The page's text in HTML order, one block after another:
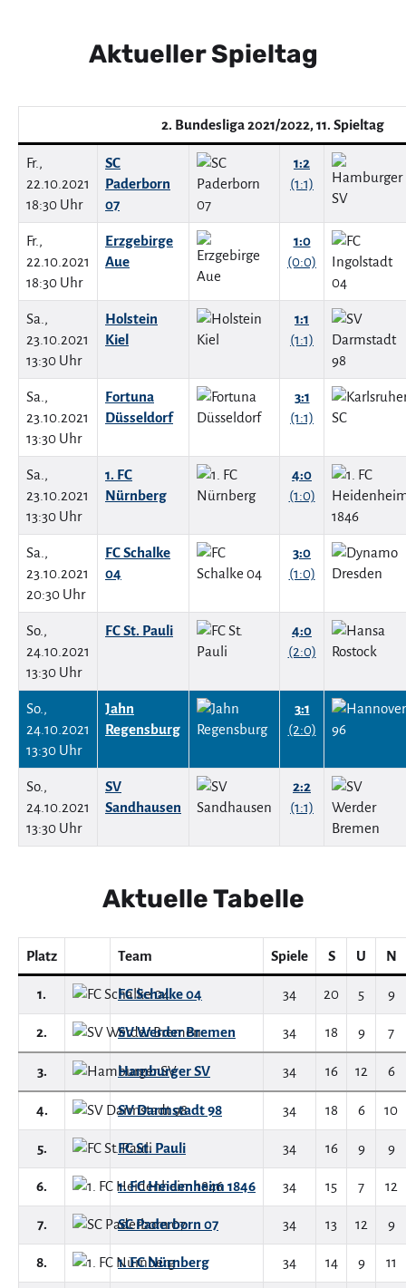
Aktueller Spieltag
2. Bundesliga 2021/2022, 11. Spieltag
Fr.,
22.10.2021
18:30 Uhr
SC
Paderborn
07
1:2
(1:1)
Fr.,
22.10.2021
18:30 Uhr
Erzgebirge
Aue
1:0
(0:0)
Sa.,
23.10.2021
13:30 Uhr
Holstein
Kiel
1:1
(1:1)
Sa.,
23.10.2021
13:30 Uhr
Fortuna
Düsseldorf
3:1
(1:1)
Sa.,
23.10.2021
13:30 Uhr
1. FC
Nürnberg
4:0
(1:0)
Sa.,
23.10.2021
20:30 Uhr
FC Schalke
04
3:0
(1:0)
So.,
24.10.2021
13:30 Uhr
FC St. Pauli
4:0
(2:0)
So.,
24.10.2021
13:30 Uhr
Jahn
Regensburg
3:1
(2:0)
So.,
24.10.2021
13:30 Uhr
SV
Sandhausen
2:2
(1:1)
Aktuelle Tabelle
Platz Team Spiele S U N
1. FC Schalke 04 34 20 5 9
2. SV Werder Bremen 34 18 9 7
3. Hamburger SV 34 16 12 6
4. SV Darmstadt 98 34 18 6 10
5. FC St. Pauli 34 16 9 9
6. 1. FC Heidenheim 1846 34 15 7 12
7. SC Paderborn 07 34 13 12 9
8. 1. FC Nürnberg 34 14 9 11